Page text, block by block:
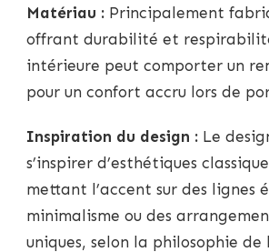
Matériau : Principalement
offrant durabilité et
intérieure peut comporter un
pour un confort accru lors de
Inspiration du design : Le
s’inspirer d’esthétiques
mettant l’accent sur des lignes
minimalisme ou des
uniques, selon la philosophie de